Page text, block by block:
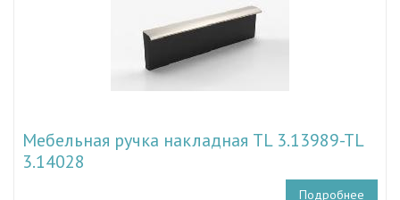
Мебельная ручка накладная TL 3.13989-TL
3.14028
Подробнее